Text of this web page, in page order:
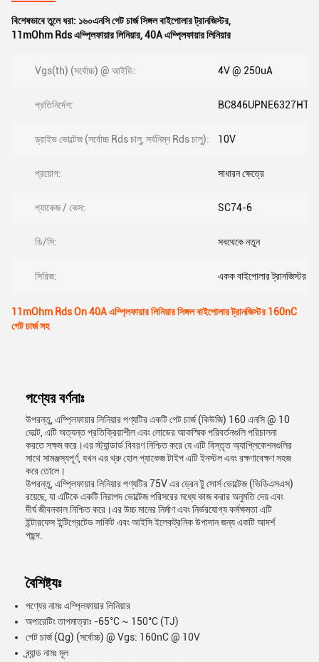
বিশেষভাবে তুলে ধরা: ১৬০এনসি গেট চার্জ সিঙ্গল বাইপোলার ট্রানজিস্টর,
11mOhm Rds এম্প্লিফায়ার লিনিয়ার,40A এম্প্লিফায়ার লিনিয়ার
Vgs(th) (সর্বোচ্চ) @ আইডি: 4V @ 250uA
প্রতিনির্দেশ:
ড্রাইভ ভোল্টেজ (সর্বোচ্চ Rds চালু, সর্বনিম্ন Rds চালু): 10V
প্রয়োগ: সাধারন ক্ষেত্রে
প্যাকেজ / কেস: SC74-6
ডি/সি: সবথেকে নতুন
সিরিজ: একক বাইপোলার ট্রানজিস্টর
11mOhm Rds On 40A এম্প্লিফায়ার লিনিয়ার সিঙ্গল বাইপোলার ট্রানজিস্টর 160nC
গেট চার্জ সহ
পণ্যের বর্ণনাঃ
উপরন্তু, এম্প্লিফায়ার লিনিয়ার পণ্যটির একটি গেট চার্জ (কিউজি) 160 এনসি @ 10
ভোল্ট, এটি অত্যন্ত প্রতিক্রিয়াশীল এবং লোডের আকস্মিক পরিবর্তনগুলি পরিচালনা
করতে সক্ষম করে।এর স্ট্যান্ডার্ড বিবরণ নিশ্চিত করে যে এটি বিস্তৃত অ্যাপ্লিকেশনগুলির
সাথে সামঞ্জস্যপূর্ণ, যখন এর থ্রু হোল প্যাকেজ টাইপ এটি ইনস্টল এবং রক্ষণাবেক্ষণ সহজ
করে তোলে।
উপরন্তু, এম্প্লিফায়ার লিনিয়ার পণ্যটির 75V এর ড্রেন টু সোর্স ভোল্টেজ (ভিডিএসএস)
রয়েছে, যা এটিকে একটি নিরাপদ ভোল্টেজ পরিসরের মধ্যে কাজ করার অনুমতি দেয় এবং
দীর্ঘ জীবনকাল নিশ্চিত করে।এর উচ্চ মানের নির্মাণ এবং নির্ভরযোগ্য কর্মক্ষমতা এটি
ইন্টারফেস ইন্টিগ্রেটেড সার্কিট এবং আইসি ইলেকট্রনিক উপাদান জন্য একটি আদর্শ
পছন্দ.
বৈশিষ্ট্যঃ
পণ্যের নামঃ এম্প্লিফায়ার লিনিয়ার
অপারেটিং তাপমাত্রাঃ -65°C ~ 150°C (TJ)
গেট চার্জ (Qg) (সর্বোচ্চ) @ Vgs: 160nC @ 10V
ব্র্যান্ড নামঃ মূল